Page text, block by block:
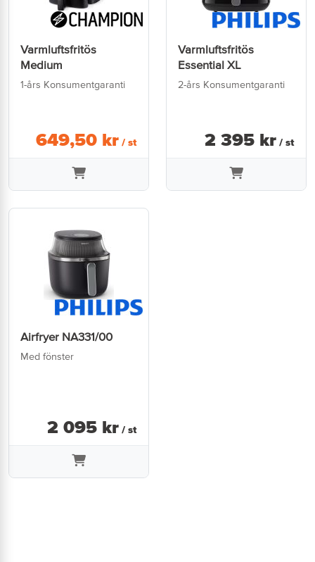
Varmluftsfritös
Medium
1-års Konsumentgaranti
649,50 kr / st
Varmluftsfritös
Essential XL
2-års Konsumentgaranti
2 395 kr / st
Airfryer NA331/00
Med fönster
2 095 kr / st